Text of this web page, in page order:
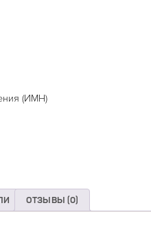
(ИМН)
ОТЗЫВЫ (0)